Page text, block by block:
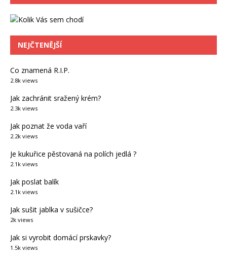
NEJČTENĚJŠÍ
Co znamená R.I.P.
2.8k views
Jak zachránit sražený krém?
2.3k views
Jak poznat že voda vaří
2.2k views
Je kukuřice pěstovaná na polích jedlá ?
2.1k views
Jak poslat balík
2.1k views
Jak sušit jablka v sušičce?
2k views
Jak si vyrobit domácí prskavky?
1.5k views